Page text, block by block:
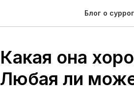
Блог о
Какая она
Любая ли